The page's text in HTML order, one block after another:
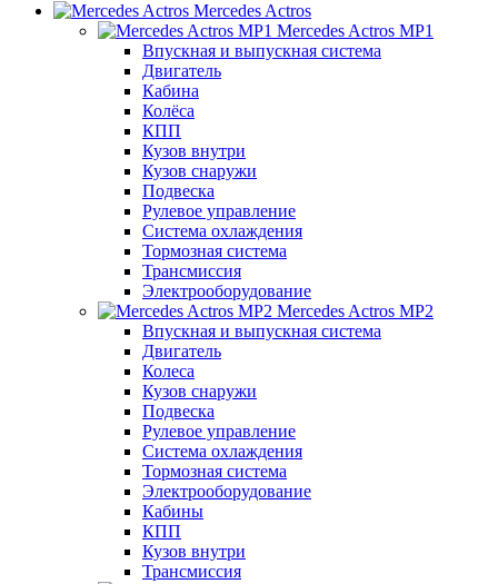
Mercedes Actros
Mercedes Actros MP1
Впускная и выпускная система
Двигатель
Кабина
Колёса
КПП
Кузов внутри
Кузов снаружи
Подвеска
Рулевое управление
Система охлаждения
Тормозная система
Трансмиссия
Электрооборудование
Mercedes Actros MP2
Впускная и выпускная система
Двигатель
Колеса
Кузов снаружи
Подвеска
Рулевое управление
Система охлаждения
Тормозная система
Электрооборудование
Кабины
КПП
Кузов внутри
Трансмиссия